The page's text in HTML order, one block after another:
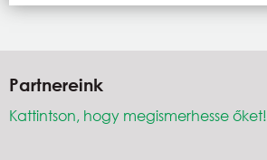
Partnereink
Kattintson, hogy megismerhesse őket!